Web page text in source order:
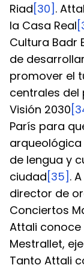
Riad [30] .
la Casa Real
Cultura Badr
de
promover el
centrales del
Visión 2030
París para
de lengua y
ciudad [35] .
director de
Conciertos
Attali
Mestrallet,
Tanto Attali